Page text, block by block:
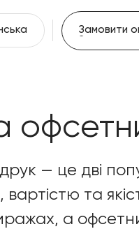
Замовити
— це дві
вартістю та
а